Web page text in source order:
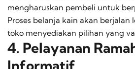
mengharuskan pembeli untuk
Proses belanja kain akan berjalan
toko menyediakan pilihan yang
4. Pelayanan
Informatif